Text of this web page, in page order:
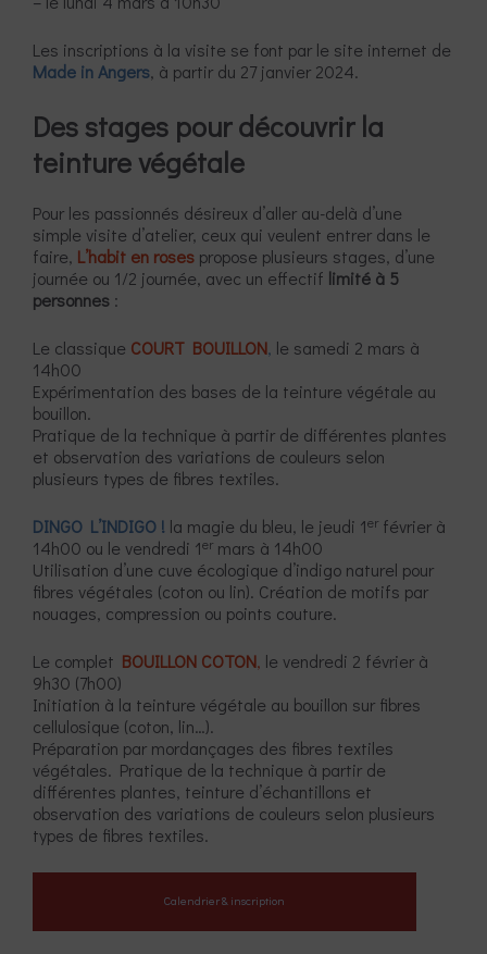
Les inscriptions à la visite se font par le site internet de
Made in Angers, à partir du 27 janvier 2024.
Des stages pour découvrir la
teinture végétale
Pour les passionnés désireux d’aller au-delà d’une
simple visite d’atelier, ceux qui veulent entrer dans le
faire, L’habit en roses propose plusieurs stages, d’une
journée ou 1/2 journée, avec un effectif limité à 5
personnes :
Le classique COURT BOUILLON, le samedi 2 mars à
14h00
Expérimentation des bases de la teinture végétale au
bouillon.
Pratique de la technique à partir de différentes plantes
et observation des variations de couleurs selon
plusieurs types de fibres textiles.
DINGO L’INDIGO ! la magie du bleu, le jeudi 1er février à
14h00 ou le vendredi 1er mars à 14h00
Utilisation d’une cuve écologique d’indigo naturel pour
fibres végétales (coton ou lin). Création de motifs par
nouages, compression ou points couture.
Le complet BOUILLON COTON, le vendredi 2 février à
9h30 (7h00)
Initiation à la teinture végétale au bouillon sur fibres
cellulosique (coton, lin…).
Préparation par mordançages des fibres textiles
végétales. Pratique de la technique à partir de
différentes plantes, teinture d’échantillons et
observation des variations de couleurs selon plusieurs
types de fibres textiles.
Calendrier & inscription